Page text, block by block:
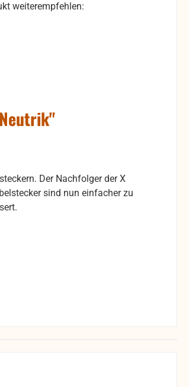
weiterempfehlen:
Der Nachfolger der X
sind nun einfacher zu